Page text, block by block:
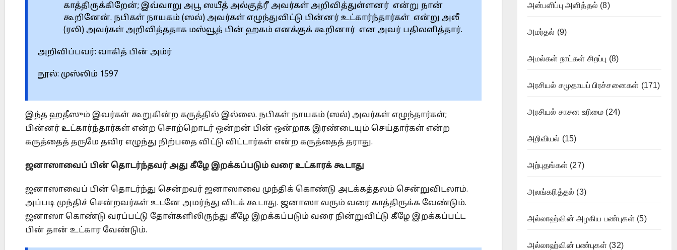
காத்திருக்கிறேன்; இவ்வாறு அபூ ஸயீத் ‎அல்குத்ரீ அவர்கள் அறிவித்துள்ளனர் என்று நான்
கூறினேன். ‎நபிகள் நாயகம் (ஸல்) அவர்கள் எழுந்துவிட்டு பின்னர் ‎உட்கார்ந்தார்கள் என்று அலீ
(ரலி) அவர்கள் அறிவித்ததாக ‎மஸ்வூத் பின் ஹகம் எனக்குக் கூறினார் என அவர் ‎பதிலளித்தார்.‎
அறிவிப்பவர்: வாகித் பின் அம்ர்
நூல்: முஸ்லிம் 1597‎
இந்த ஹதீஸும் இவர்கள் கூறுகின்ற கருத்தில் இல்லை. நபிகள் ‎நாயகம் (ஸல்) அவர்கள் எழுந்தார்கள்;
பின்னர் உட்கார்ந்தார்கள் ‎என்ற சொற்றொடர் ஒன்றன் பின் ஒன்றாக இரண்டையும் ‎செய்தார்கள் என்ற
கருத்தைத் தருமே தவிர எழுந்து நிற்பதை ‎விட்டு விட்டார்கள் என்ற கருத்தைத் தராது.‎
ஜனாஸாவைப் பின் தொடர்ந்தவர் அது கீழே இறக்கப்படும் வரை ‎உட்காரக் கூடாது
ஜனாஸாவைப் பின் தொடர்ந்து சென்றவர் ஜனாஸாவை முந்திக் ‎கொண்டு அடக்கத்தலம் சென்றுவிடலாம்.
அப்படி முந்திச் ‎சென்றவர்கள் உடனே அமர்ந்து விடக் கூடாது. ஜனாஸா வரும் ‎வரை காத்திருக்க வேண்டும்.
ஜனாஸா கொண்டு வரப்பட்டு ‎தோள்களிலிருந்து கீழே இறக்கப்படும் வரை நின்றுவிட்டு கீழே ‎இறக்கப்பட்ட
பின் தான் உட்கார வேண்டும்.‎
அன்பளிப்பு அளித்தல் (8)
அமர்தல் (9)
அமல்கள் நாட்கள் சிறப்பு (8)
அரசியல் சமுதாயப் பிரச்சனைகள் (171)
அரசியல் சாசன உரிமை (24)
அறிவியல் (15)
அற்புதங்கள் (27)
அலங்கரித்தல் (3)
அல்லாஹ்வின் அழகிய பண்புகள் (5)
அல்லாஹ்வின் பண்புகள் (32)